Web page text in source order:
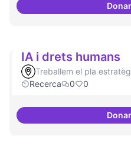
IA i drets humans
Treballem el pla
Recerca
0 0